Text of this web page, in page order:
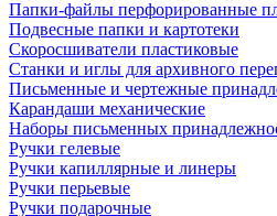
Папки-файлы перфорированные
Подвесные папки и картотеки
Скоросшиватели пластиковые
Станки и иглы для архивного
Письменные и чертежные
Карандаши механические
Наборы письменных
Ручки гелевые
Ручки капиллярные и линеры
Ручки перьевые
Ручки подарочные